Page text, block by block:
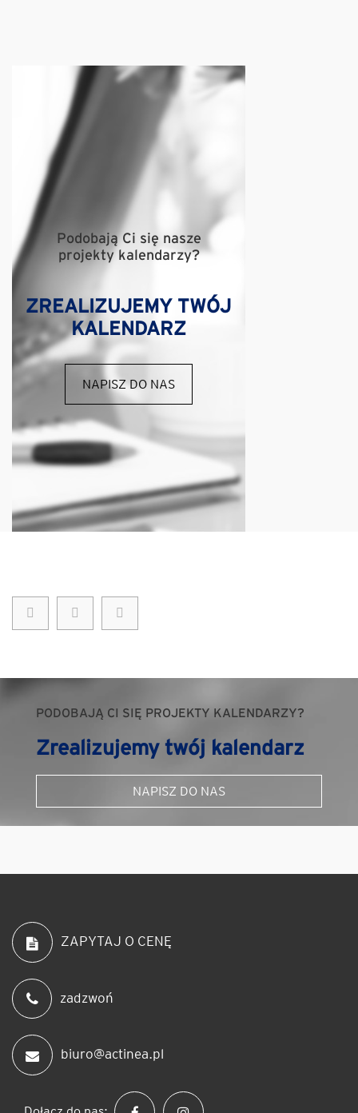
Podobają Ci się nasze
projekty kalendarzy?
ZREALIZUJEMY TWÓJ
KALENDARZ
NAPISZ DO NAS
PODOBAJĄ CI SIĘ PROJEKTY KALENDARZY?
Zrealizujemy twój kalendarz
NAPISZ DO NAS
ZAPYTAJ O CENĘ
zadzwoń
biuro@actinea.pl